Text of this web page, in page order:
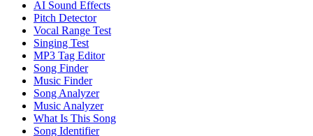
AI Sound Effects
Pitch Detector
Vocal Range Test
Singing Test
MP3 Tag Editor
Song Finder
Music Finder
Song Analyzer
Music Analyzer
What Is This Song
Song Identifier